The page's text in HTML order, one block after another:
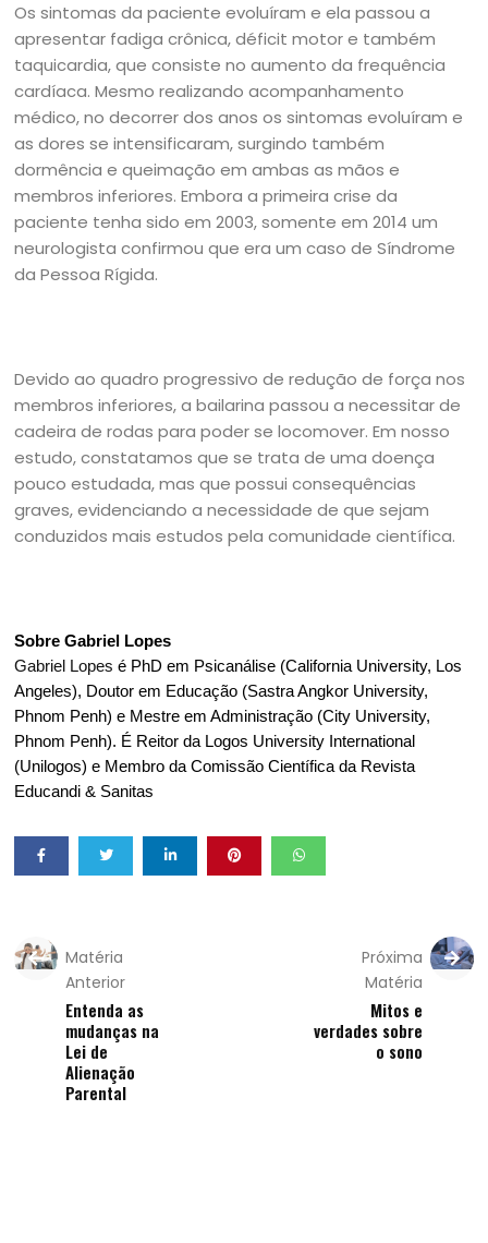
Os sintomas da paciente evoluíram e ela passou a
apresentar fadiga crônica, déficit motor e também
taquicardia, que consiste no aumento da frequência
cardíaca. Mesmo realizando acompanhamento
médico, no decorrer dos anos os sintomas evoluíram e
as dores se intensificaram, surgindo também
dormência e queimação em ambas as mãos e
membros inferiores. Embora a primeira crise da
paciente tenha sido em 2003, somente em 2014 um
neurologista confirmou que era um caso de Síndrome
da Pessoa Rígida.
Devido ao quadro progressivo de redução de força nos
membros inferiores, a bailarina passou a necessitar de
cadeira de rodas para poder se locomover. Em nosso
estudo, constatamos que se trata de uma doença
pouco estudada, mas que possui consequências
graves, evidenciando a necessidade de que sejam
conduzidos mais estudos pela comunidade científica.
Sobre Gabriel Lopes
Gabriel Lopes é PhD em Psicanálise (California University, Los
Angeles), Doutor em Educação (Sastra Angkor University,
Phnom Penh) e Mestre em Administração (City University,
Phnom Penh). É Reitor da Logos University International
(Unilogos) e Membro da Comissão Científica da Revista
Educandi & Sanitas
Matéria
Anterior
Entenda as
mudanças na
Lei de
Alienação
Parental
Próxima
Matéria
Mitos e
verdades sobre
o sono